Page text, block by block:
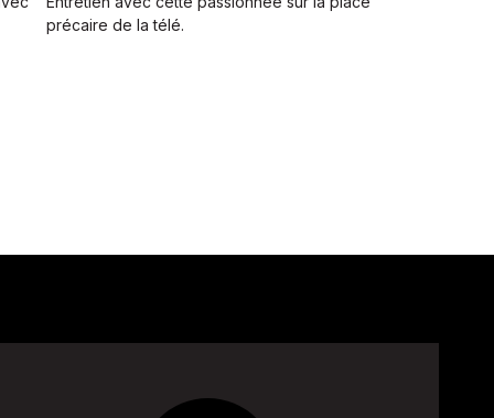
précaire de la télé.